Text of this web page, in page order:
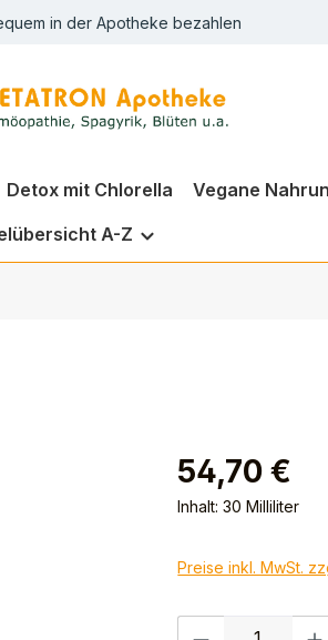
in der Apotheke bezahlen
Detox mit Chlorella Vegane
A-Z
54,70 €
Inhalt:30 Milliliter
Preise inkl. MwSt.
Produkt